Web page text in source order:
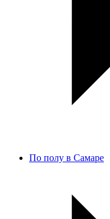
По полу в Самаре